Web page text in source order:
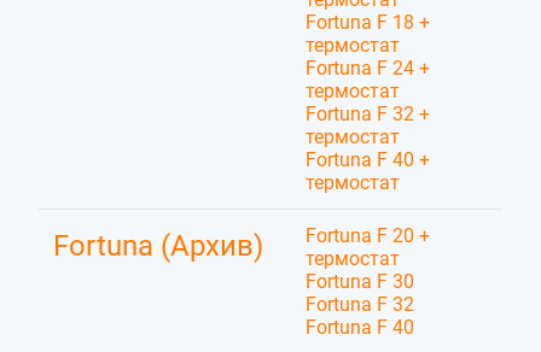
Fortuna F 18 +
термостат
Fortuna F 24 +
термостат
Fortuna F 32 +
термостат
Fortuna F 40 +
термостат
Fortuna (Архив)
Fortuna F 20 +
термостат
Fortuna F 30
Fortuna F 32
Fortuna F 40